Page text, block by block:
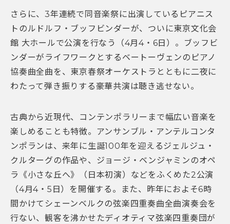
さらに、3年連続で同音楽祭に出演しているピアニス
トのルドルフ・ブッフビンダーが、ついに東京文化会
館 大ホールで公演を行なう（4月4・6日）。ブッフビ
ンダーがライフワークとするベートーヴェンのピアノ
協奏曲全曲を、東京春祭オーケストラとともに二夜に
わたって弾き振りする豪華共演は聴き逃せない。
古典から近現代、コンテンポラリーまで幅広い音楽を
楽しめることも特徴。アンサンブル・アンテルコンタ
ンポランは、来年に生誕100年を迎えるジェルジュ・
クルターグの作品や、ジョージ・ベンジャミンのオペ
ラ《小さな丘へ》（日本初演）などをふくめた2公演
（4月4・5日）を開催する。また、昨年におよそ6時
間かけてシェーンベルクの弦楽四重奏曲全曲演奏会を
行ない、観客を沸かせたディオティマ弦楽四重奏団が